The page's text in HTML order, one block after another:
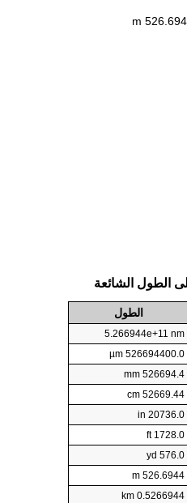
الطول
5.266944e+11 nm
526694400.0 µm
526694.4 mm
52669.44 cm
20736.0 in
1728.0 ft
576.0 yd
526.6944 m
0.5266944 km